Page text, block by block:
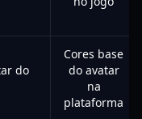
do
Cores base
do avatar
na
plataforma